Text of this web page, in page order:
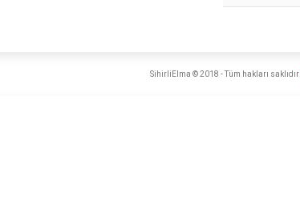
SihirliElma © 2018 - Tüm hakları saklıdır